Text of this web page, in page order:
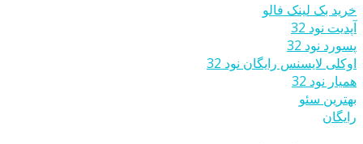
خرید بک لینک فالو
آپدیت نود 32
پسورد نود 32
اوکلی لایسنس رایگان نود 32
همیار نود 32
بهترین سئو
رایگان